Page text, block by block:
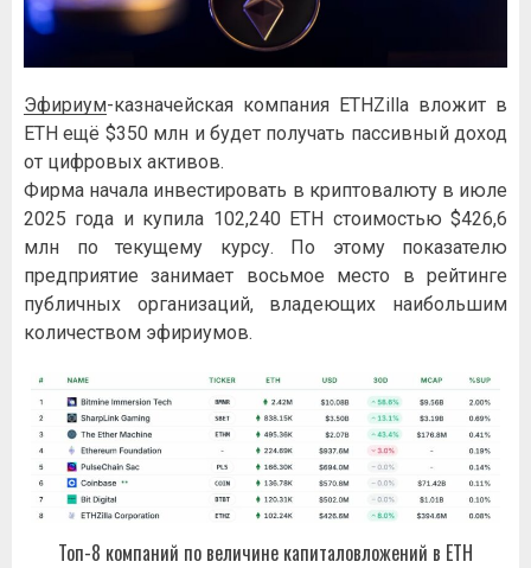
Эфириум-казначейская компания ETHZilla вложит в
ETH ещё $350 млн и будет получать пассивный доход
от цифровых активов.
Фирма начала инвестировать в криптовалюту в июле
2025 года и купила 102,240 ETH стоимостью $426,6
млн по текущему курсу. По этому показателю
предприятие занимает восьмое место в рейтинге
публичных организаций, владеющих наибольшим
количеством эфириумов.
Топ-8 компаний по величине капиталовложений в ETH